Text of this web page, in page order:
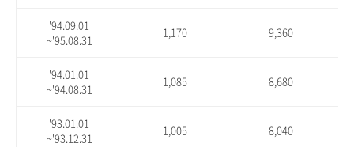
'94.09.01
~'95.08.31
1,170 9,360
'94.01.01
~'94.08.31
1,085 8,680
'93.01.01
~'93.12.31
1,005 8,040